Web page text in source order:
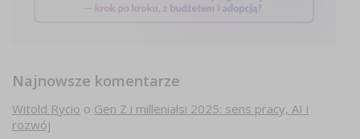
Najnowsze komentarze
Witold Rycio o Gen Z i millenialsi 2025: sens pracy, AI i
rozwój